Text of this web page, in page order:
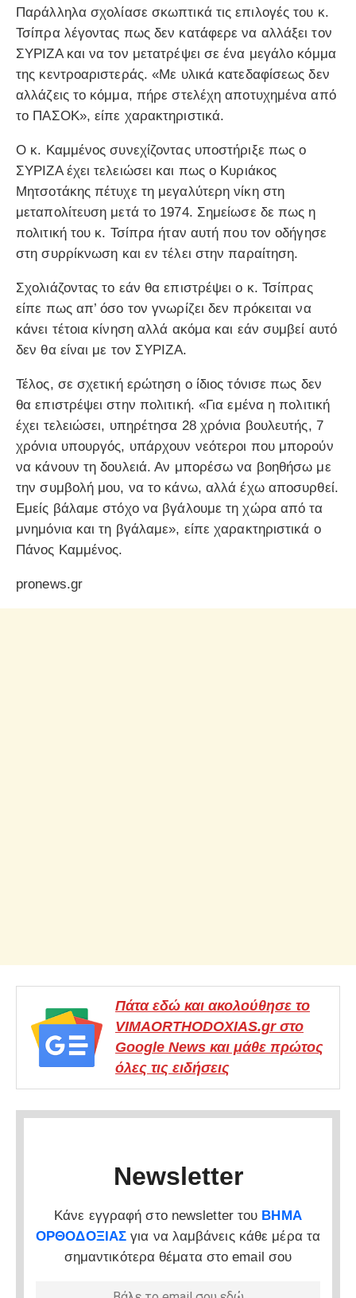
Παράλληλα σχολίασε σκωπτικά τις επιλογές του κ.
Τσίπρα λέγοντας πως δεν κατάφερε να αλλάξει τον
ΣΥΡΙΖΑ και να τον μετατρέψει σε ένα μεγάλο κόμμα
της κεντροαριστεράς. «Με υλικά κατεδαφίσεως δεν
αλλάζεις το κόμμα, πήρε στελέχη αποτυχημένα από
το ΠΑΣΟΚ», είπε χαρακτηριστικά.
Ο κ. Καμμένος συνεχίζοντας υποστήριξε πως ο
ΣΥΡΙΖΑ έχει τελειώσει και πως ο Κυριάκος
Μητσοτάκης πέτυχε τη μεγαλύτερη νίκη στη
μεταπολίτευση μετά το 1974. Σημείωσε δε πως η
πολιτική του κ. Τσίπρα ήταν αυτή που τον οδήγησε
στη συρρίκνωση και εν τέλει στην παραίτηση.
Σχολιάζοντας το εάν θα επιστρέψει ο κ. Τσίπρας
είπε πως απ’ όσο τον γνωρίζει δεν πρόκειται να
κάνει τέτοια κίνηση αλλά ακόμα και εάν συμβεί αυτό
δεν θα είναι με τον ΣΥΡΙΖΑ.
Τέλος, σε σχετική ερώτηση ο ίδιος τόνισε πως δεν
θα επιστρέψει στην πολιτική. «Για εμένα η πολιτική
έχει τελειώσει, υπηρέτησα 28 χρόνια βουλευτής, 7
χρόνια υπουργός, υπάρχουν νεότεροι που μπορούν
να κάνουν τη δουλειά. Αν μπορέσω να βοηθήσω με
την συμβολή μου, να το κάνω, αλλά έχω αποσυρθεί.
Εμείς βάλαμε στόχο να βγάλουμε τη χώρα από τα
μνημόνια και τη βγάλαμε», είπε χαρακτηριστικά ο
Πάνος Καμμένος.
pronews.gr
Πάτα εδώ και ακολούθησε το
VIMAORTHODOXIAS.gr στο
Google News και μάθε πρώτος
όλες τις ειδήσεις
Newsletter
Κάνε εγγραφή στο newsletter του ΒΗΜΑ
ΟΡΘΟΔΟΞΙΑΣ για να λαμβάνεις κάθε μέρα τα
σημαντικότερα θέματα στο email σου